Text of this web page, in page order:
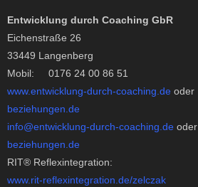
Entwicklung durch Coaching GbR
Eichenstraße 26
33449 Langenberg
Mobil: 0176 24 00 86 51
www.entwicklung-durch-coaching.de oder
beziehungen.de
info@entwicklung-durch-coaching.de oder
beziehungen.de
RIT® Reflexintegration:
www.rit-reflexintegration.de/zelczak